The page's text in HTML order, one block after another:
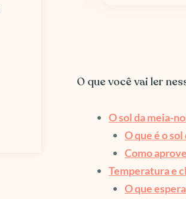
O que você vai ler
O sol da meia-
O que é o
Como
Temperatura e
O que